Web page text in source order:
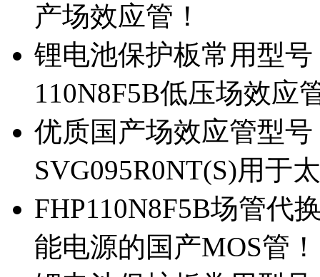
产场效应管！
锂电池保护板常用型号
110N8F5B低压场效应
优质国产场效应管型
SVG095R0NT(S)用于
FHP110N8F5B场管代
能电源的国产MOS管！